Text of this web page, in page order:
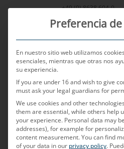
Saltar
+49 (0) 8638 604-0
POSTED ON29 DE SEPTIEMBRE DE
Sin el USB-C en
Preferencia
En nuestro sitio web utilizamos
esenciales, mientras que otras nos
su experiencia.
If you are under 16 and wish to give
must ask your legal guardians for
We use cookies and other
them are essential, while others help
your experience. Personal data may
addresses), for example for
content measurement.You can find
of your data in our privacy policy.